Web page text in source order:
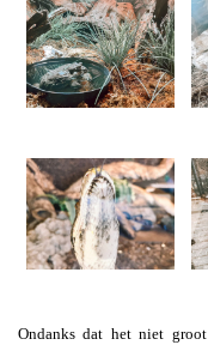
Ondanks dat het niet